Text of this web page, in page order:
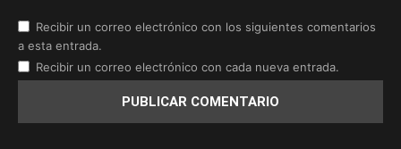
Recibir un correo electrónico con los siguientes comentarios
a esta entrada.
Recibir un correo electrónico con cada nueva entrada.